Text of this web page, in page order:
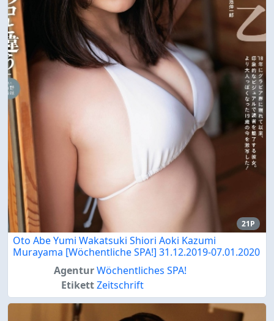
21P
Oto Abe Yumi Wakatsuki Shiori Aoki Kazumi
Murayama [Wöchentliche SPA!] 31.12.2019-07.01.2020
AgenturWöchentliches SPA!
EtikettZeitschrift